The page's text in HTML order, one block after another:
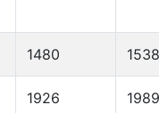
1480 1538
1926 1989